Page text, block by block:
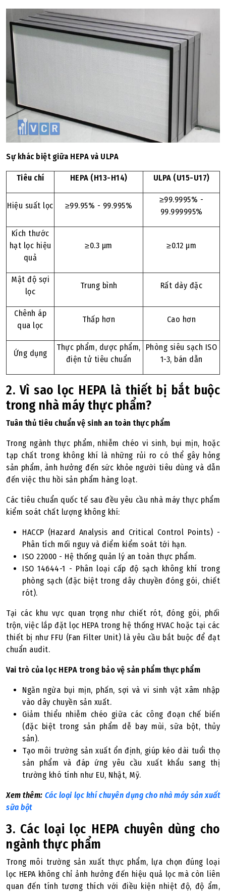
Sự khác biệt giữa HEPA và ULPA
Tiêu chí HEPA (H13-H14) ULPA (U15-U17)
Hiệu suất lọc ≥99.95% - 99.995%
≥99.9995% -
99.999995%
Kích thước
hạt lọc hiệu
quả
≥0.3 μm ≥0.12 μm
Mật độ sợi
lọc
Trung bình Rất dày đặc
Chênh áp
qua lọc
Thấp hơn Cao hơn
Ứng dụng
Thực phẩm, dược phẩm,
điện tử tiêu chuẩn
Phòng siêu sạch ISO
1-3, bán dẫn
2. Vì sao lọc HEPA là thiết bị bắt buộc
trong nhà máy thực phẩm?
Tuân thủ tiêu chuẩn vệ sinh an toàn thực phẩm
Trong ngành thực phẩm, nhiễm chéo vi sinh, bụi mịn, hoặc
tạp chất trong không khí là những rủi ro có thể gây hỏng
sản phẩm, ảnh hưởng đến sức khỏe người tiêu dùng và dẫn
đến việc thu hồi sản phẩm hàng loạt.
Các tiêu chuẩn quốc tế sau đều yêu cầu nhà máy thực phẩm
kiểm soát chất lượng không khí:
HACCP (Hazard Analysis and Critical Control Points) -
Phân tích mối nguy và điểm kiểm soát tới hạn.
ISO 22000 - Hệ thống quản lý an toàn thực phẩm.
ISO 14644-1 - Phân loại cấp độ sạch không khí trong
phòng sạch (đặc biệt trong dây chuyền đóng gói, chiết
rót).
Tại các khu vực quan trọng như chiết rót, đóng gói, phối
trộn, việc lắp đặt lọc HEPA trong hệ thống HVAC hoặc tại các
thiết bị như FFU (Fan Filter Unit) là yêu cầu bắt buộc để đạt
chuẩn audit.
Vai trò của lọc HEPA trong bảo vệ sản phẩm thực phẩm
Ngăn ngừa bụi mịn, phấn, sợi và vi sinh vật xâm nhập
vào dây chuyền sản xuất.
Giảm thiểu nhiễm chéo giữa các công đoạn chế biến
(đặc biệt trong sản phẩm dễ bay mùi, sữa bột, thủy
sản).
Tạo môi trường sản xuất ổn định, giúp kéo dài tuổi thọ
sản phẩm và đáp ứng yêu cầu xuất khẩu sang thị
trường khó tính như EU, Nhật, Mỹ.
Xem thêm: Các loại lọc khí chuyên dụng cho nhà máy sản xuất
sữa bột
3. Các loại lọc HEPA chuyên dùng cho
ngành thực phẩm
Trong môi trường sản xuất thực phẩm, lựa chọn đúng loại
lọc HEPA không chỉ ảnh hưởng đến hiệu quả lọc mà còn liên
quan đến tính tương thích với điều kiện nhiệt độ, độ ẩm,